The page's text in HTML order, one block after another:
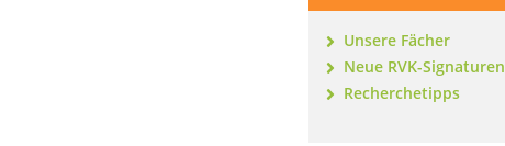
Unsere Fächer
Neue RVK-Signaturen
Recherchetipps